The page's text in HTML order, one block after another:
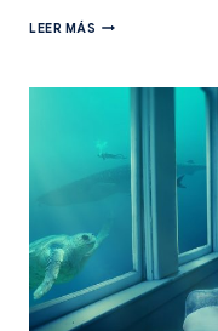
LEER MÁS HERRAMIENTAS
COMPETENCIAL.
EN
LA
PROPUESTA
BLOOM.